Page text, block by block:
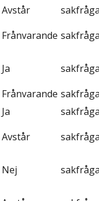
Avstår
Frånvarande
Ja
Frånvarande
Ja
Avstår
Nej